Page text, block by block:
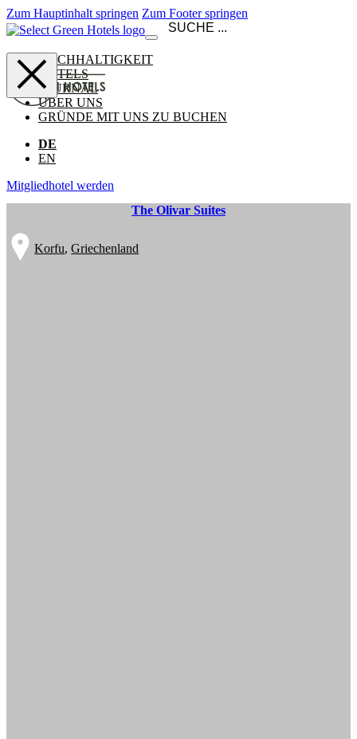
Zum Hauptinhalt springen Zum Footer springen
NACHHALTIGKEIT
HOTELS
JOURNAL
ÜBER UNS
GRÜNDE MIT UNS ZU BUCHEN
DE
EN
Mitgliedhotel werden
The Olivar Suites
Korfu,Griechenland